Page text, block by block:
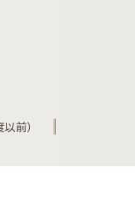
前）